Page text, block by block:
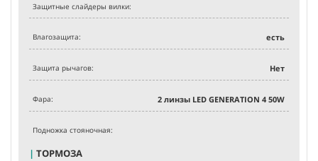
Защитные слайдеры вилки:
Влагозащита: есть
Защита рычагов: Нет
Фара: 2 линзы LED GENERATION 4 50W
Подножка стояночная:
| ТОРМОЗА